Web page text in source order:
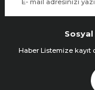
Setleri
Haber Listemize